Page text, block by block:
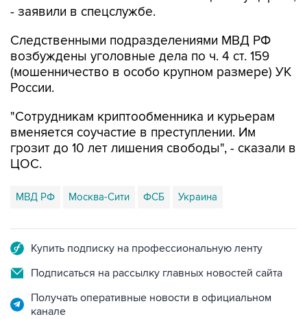
- заявили в спецслужбе.
Следственными подразделениями МВД РФ
возбуждены уголовные дела по ч. 4 ст. 159
(мошенничество в особо крупном размере) УК
России.
"Сотрудникам криптообменника и курьерам
вменяется соучастие в преступлении. Им
грозит до 10 лет лишения свободы", - сказали в
ЦОС.
МВД РФ Москва-Сити ФСБ Украина
Купить подписку на профессиональную ленту
Подписаться на рассылку главных новостей сайта
Получать оперативные новости в официальном
канале